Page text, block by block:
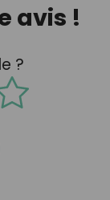
avis !
?